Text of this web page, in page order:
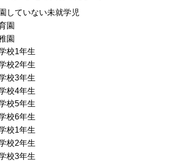
していない未就学児
園
園
校1年生
校2年生
校3年生
校4年生
校5年生
校6年生
校1年生
校2年生
校3年生